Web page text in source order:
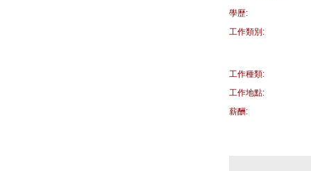
學歷:
工作類別:
工作種類:
工作地點:
薪酬: